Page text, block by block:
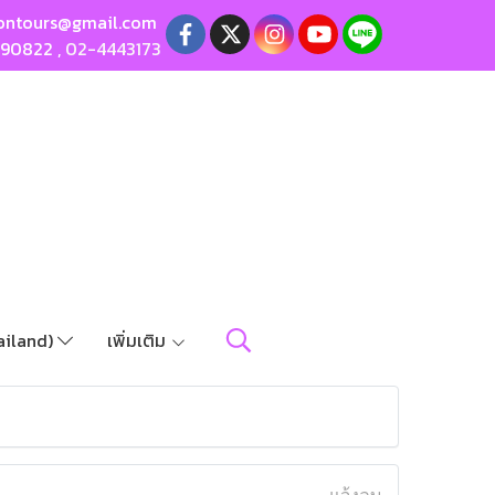
, 02-4443173
เพิ่มเติม